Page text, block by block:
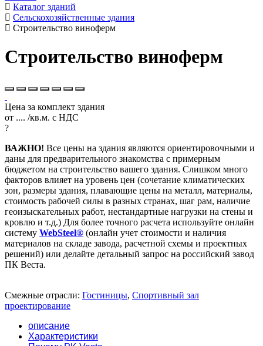
Каталог зданий
Сельскохозяйственные здания
Строительство виноферм
Строительство виноферм
Цена за комплект здания
от .... /кв.м. с НДС
?
ВАЖНО! Все цены на здания являются ориентировочными и
даны для предварительного знакомства с примерным
бюджетом на строительство вашего здания. Слишком много
факторов влияет на уровень цен (сочетание климатических
зон, размеры здания, плавающие цены на металл, материалы,
стоимость рабочей силы в разных странах, шаг рам, наличие
геоизыскательных работ, нестандартные нагрузки на стены и
кровлю и т.д.) Для более точного расчета используйте онлайн
систему WebSteel® (онлайн учет стоимости и наличия
материалов на складе завода, расчетной схемы и проектных
решений) или делайте детальный запрос на российский завод
ПК Веста.
Смежные отрасли: Гостиницы, Спортивный зал
проектирование
описание
Характеристики